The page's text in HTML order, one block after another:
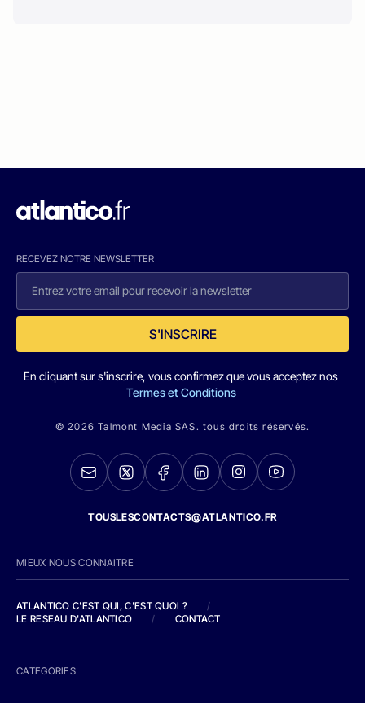
RECEVEZ NOTRE NEWSLETTER
S'INSCRIRE
En cliquant sur s'inscrire, vous confirmez que vous acceptez nos
Termes et Conditions
© 2026 Talmont Media SAS. tous droits réservés.
TOUSLESCONTACTS@ATLANTICO.FR
MIEUX NOUS CONNAITRE
ATLANTICO C'EST QUI, C'EST QUOI ?
/
LE RESEAU D'ATLANTICO
/ CONTACT
CATEGORIES